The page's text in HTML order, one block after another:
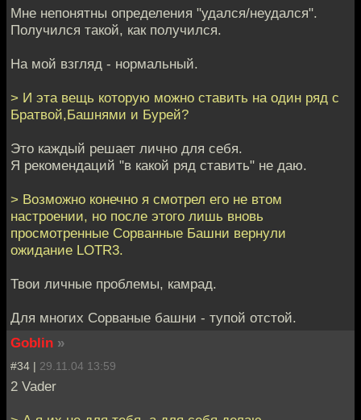
Мне непонятны определения "удался/неудался".
Получился такой, как получился.
На мой взгляд - нормальный.
> И эта вещь которую можно ставить на один ряд с
Братвой,Башнями и Бурей?
Это каждый решает лично для себя.
Я рекомендаций "в какой ряд ставить" не даю.
> Возможно конечно я смотрел его не втом
настроении, но после этого лишь вновь
просмотренные Сорванные Башни вернули
ожидание LOTR3.
Твои личные проблемы, камрад.
Для многих Сорваные башни - тупой отстой.
Goblin »
#34 | 29.11.04 13:59
2 Vader